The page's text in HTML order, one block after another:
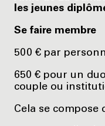
les jeunes
Se faire membre
500 € par
650 € pour un
couple ou
Cela se compose